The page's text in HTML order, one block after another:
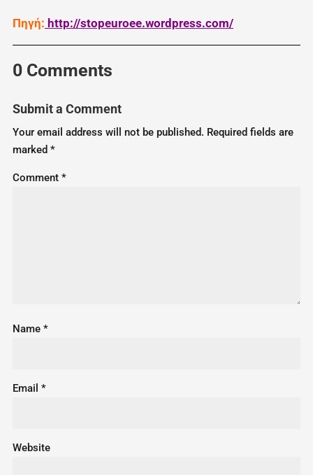
Πηγή: http://stopeuroee.wordpress.com/
0 Comments
Submit a Comment
Your email address will not be published. Required fields are
marked *
Comment *
Name *
Email *
Website